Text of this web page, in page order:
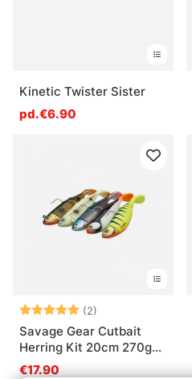
Kinetic Twister Sister
pd.€6.90
Note: (2)
Savage Gear Cutbait
Herring Kit 20cm 270g
(2018)
€17.90